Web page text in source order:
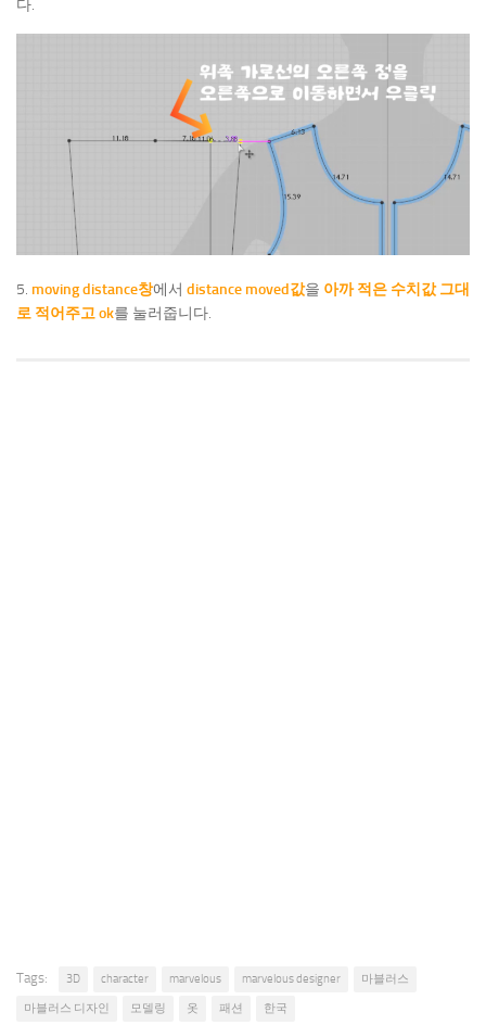
다.
5. moving distance창에서 distance moved값을 아까 적은 수치값 그대
로 적어주고 ok를 눌러줍니다.
Tags: 3D character marvelous marvelous designer 마블러스
마블러스 디자인 모델링 옷 패션 한국